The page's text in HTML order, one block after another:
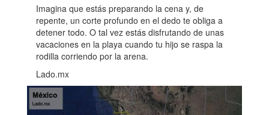
Imagina que estás preparando la cena y, de
repente, un corte profundo en el dedo te obliga a
detener todo. O tal vez estás disfrutando de unas
vacaciones en la playa cuando tu hijo se raspa la
rodilla corriendo por la arena.
Lado.mx